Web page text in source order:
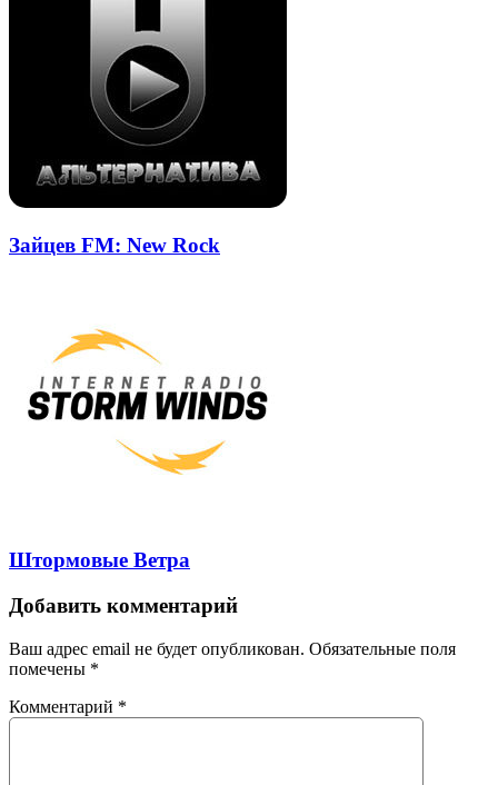
Зайцев FM: New Rock
Штормовые Ветра
Добавить комментарий
Ваш адрес email не будет опубликован. Обязательные поля
помечены *
Комментарий *